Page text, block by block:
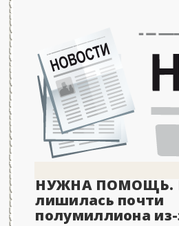
НУЖНА ПОМОЩЬ.
лишилась почти
полумиллиона из-